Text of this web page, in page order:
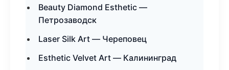
Beauty Diamond Esthetic —
Петрозаводск
Laser Silk Art — Череповец
Esthetic Velvet Art — Калининград